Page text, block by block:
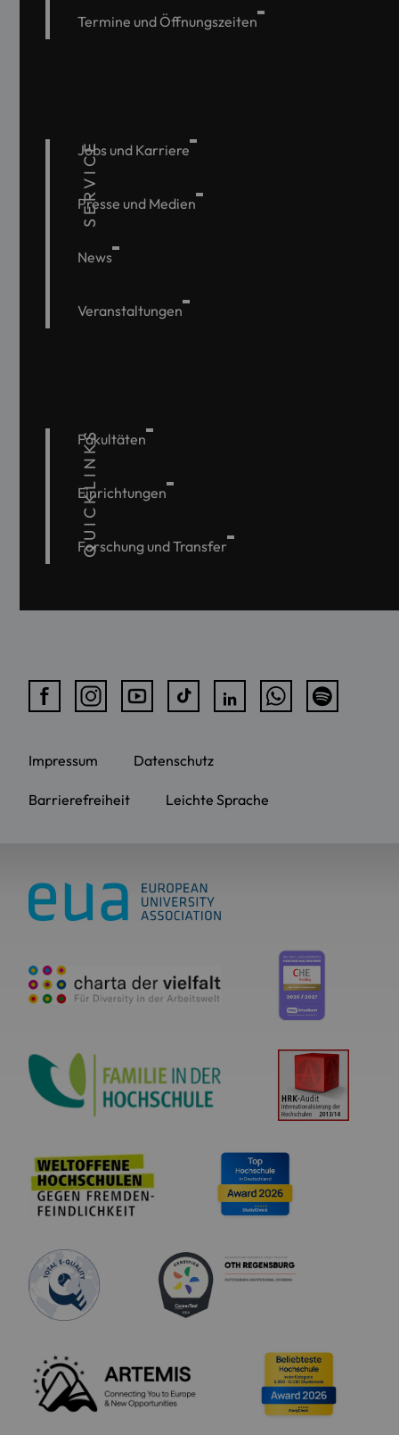
Termine und Öffnungszeiten
SERVICE
Jobs und Karriere
Presse und Medien
News
Veranstaltungen
QUICKLINKS
Fakultäten
Einrichtungen
Forschung und Transfer
Impressum Datenschutz
Barrierefreiheit Leichte Sprache